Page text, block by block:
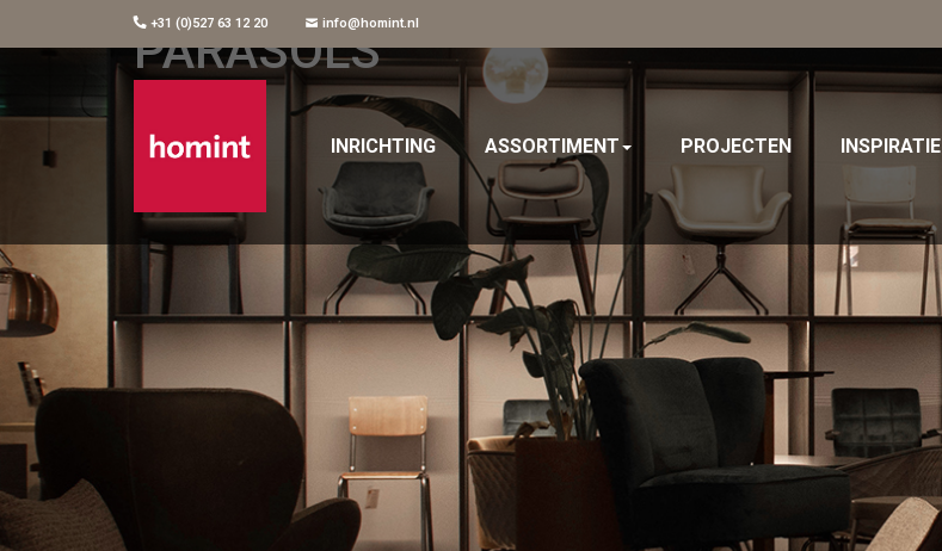
+31 (0)527 63 12 20 info@homint.nl
INRICHTING ASSORTIMENT PROJECTEN INSPIRATIE
PARASOLS